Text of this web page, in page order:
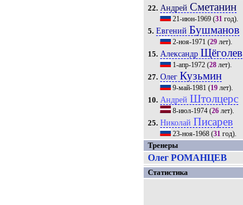
22. АндрейСметанин
21-июн-1969 (31 год).
5. Евгений Бушманов
2-ноя-1971 (29 лет).
15. Александр Щёголев
1-апр-1972 (28 лет).
27. Олег Кузьмин
9-май-1981 (19 лет).
10. Андрей Штолцерс
8-июл-1974 (26 лет).
25. Николай Писарев
23-ноя-1968 (31 год).
Тренеры
Олег РОМАНЦЕВ
Статистика